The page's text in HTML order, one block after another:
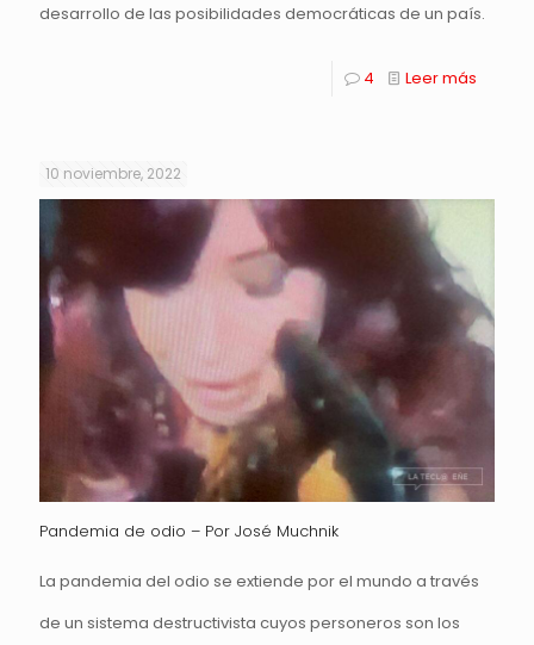
desarrollo de las posibilidades democráticas de un país.
4 Leer más
10 noviembre, 2022
Pandemia de odio – Por José Muchnik
La pandemia del odio se extiende por el mundo a través
de un sistema destructivista cuyos personeros son los